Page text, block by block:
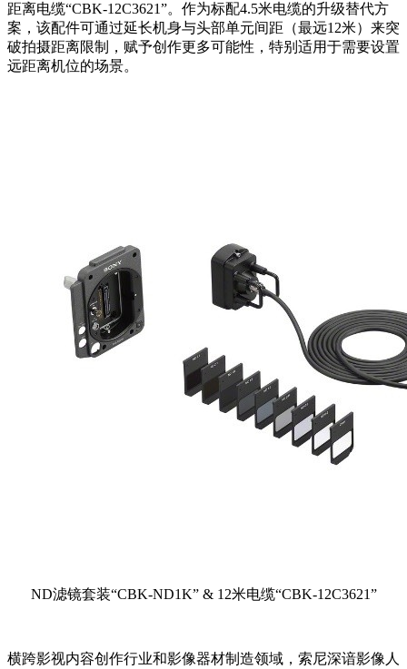
距离电缆“CBK-12C3621”。作为标配4.5米电缆的升级替代方
案，该配件可通过延长机身与头部单元间距（最远12米）来突
破拍摄距离限制，赋予创作更多可能性，特别适用于需要设置
远距离机位的场景。
ND滤镜套装“CBK-ND1K” & 12米电缆“CBK-12C3621”
横跨影视内容创作行业和影像器材制造领域，索尼深谙影像人